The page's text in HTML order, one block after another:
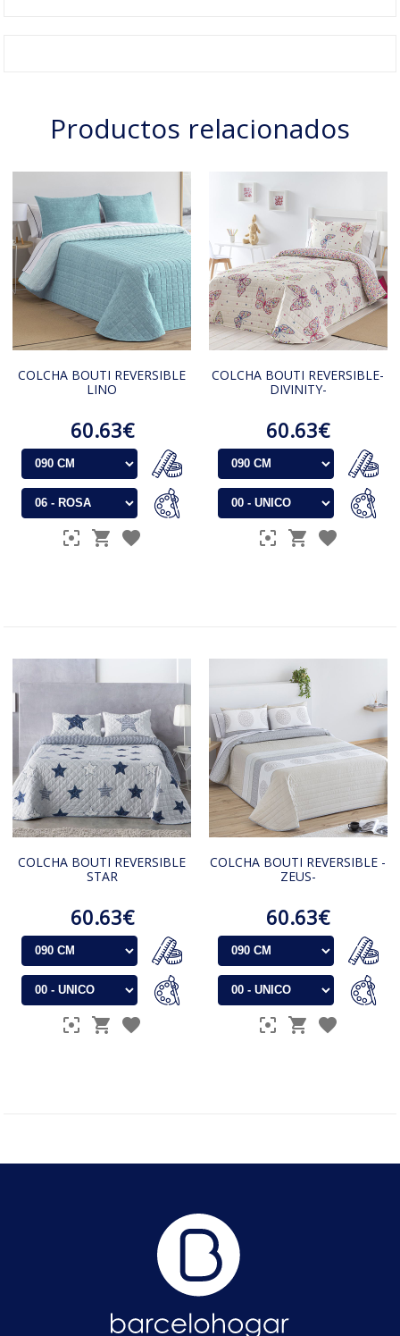
Productos relacionados
COLCHA BOUTI REVERSIBLE
LINO
60.63€
COLCHA BOUTI REVERSIBLE-
DIVINITY-
60.63€
COLCHA BOUTI REVERSIBLE
STAR
60.63€
COLCHA BOUTI REVERSIBLE -
ZEUS-
60.63€